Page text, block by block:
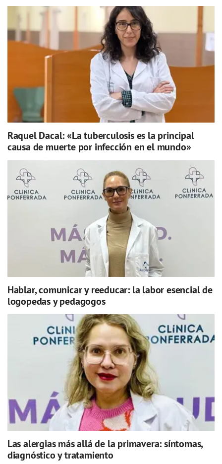
Raquel Dacal: «La tuberculosis es la principal
causa de muerte por infección en el mundo»
Hablar, comunicar y reeducar: la labor esencial de
logopedas y pedagogos
Las alergias más allá de la primavera: síntomas,
diagnóstico y tratamiento